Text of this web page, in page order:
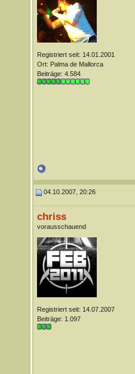
Registriert seit: 14.01.2001
Ort: Palma de Mallorca
Beiträge: 4.584
04.10.2007, 20:26
chriss
vorausschauend
Registriert seit: 14.07.2007
Beiträge: 1.097